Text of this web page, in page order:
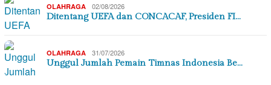
OLAHRAGA 02/08/2026
Ditentang UEFA dan CONCACAF, Presiden FI…
OLAHRAGA 31/07/2026
Unggul Jumlah Pemain Timnas Indonesia Be…